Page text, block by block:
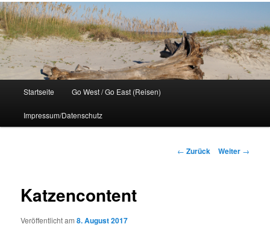
Startseite Go West / Go East (Reisen)
Impressum/Datenschutz
Beitragsnavigation
← Zurück Weiter →
Katzencontent
Veröffentlicht am8. August 2017